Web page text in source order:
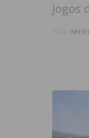
Jogos